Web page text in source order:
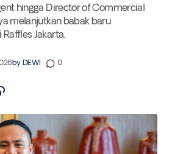
hingga Director of Commercial
melanjutkan babak baru
Jakarta.
by DEWI 0